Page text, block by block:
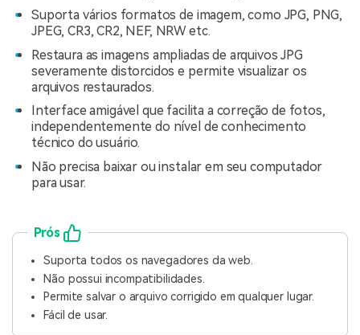
Suporta vários formatos de imagem, como JPG, PNG,
JPEG, CR3, CR2, NEF, NRW etc.
Restaura as imagens ampliadas de arquivos JPG
severamente distorcidos e permite visualizar os
arquivos restaurados.
Interface amigável que facilita a correção de fotos,
independentemente do nível de conhecimento
técnico do usuário.
Não precisa baixar ou instalar em seu computador
para usar.
Prós
Suporta todos os navegadores da web.
Não possui incompatibilidades.
Permite salvar o arquivo corrigido em qualquer lugar.
Fácil de usar.